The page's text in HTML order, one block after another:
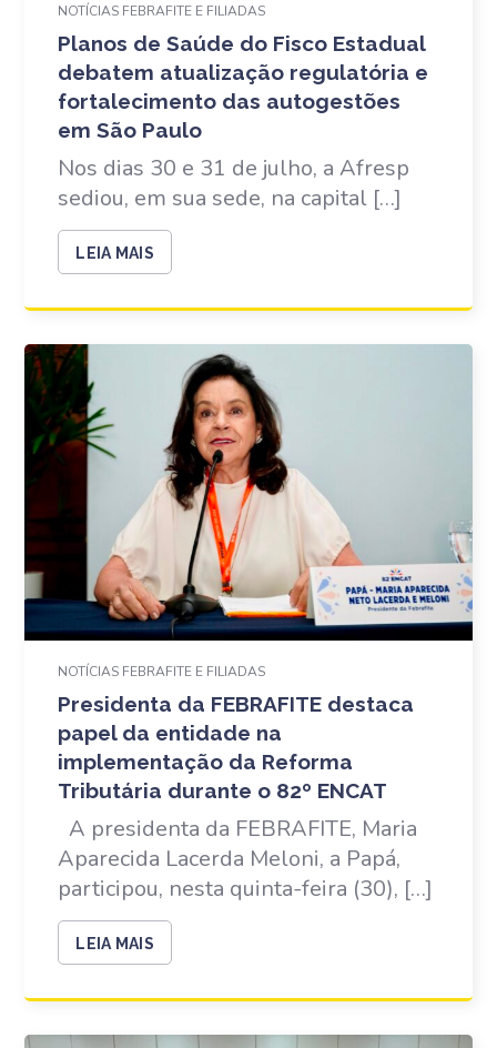
NOTÍCIAS FEBRAFITE E FILIADAS
Planos de Saúde do Fisco Estadual
debatem atualização regulatória e
fortalecimento das autogestões
em São Paulo
Nos dias 30 e 31 de julho, a Afresp
sediou, em sua sede, na capital […]
LEIA MAIS
NOTÍCIAS FEBRAFITE E FILIADAS
Presidenta da FEBRAFITE destaca
papel da entidade na
implementação da Reforma
Tributária durante o 82º ENCAT
A presidenta da FEBRAFITE, Maria
Aparecida Lacerda Meloni, a Papá,
participou, nesta quinta-feira (30), […]
LEIA MAIS